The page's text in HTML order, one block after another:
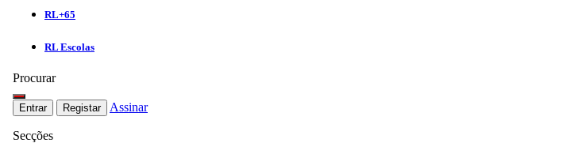
RL+65
RL Escolas
Procurar
Entrar Registar Assinar
Secções